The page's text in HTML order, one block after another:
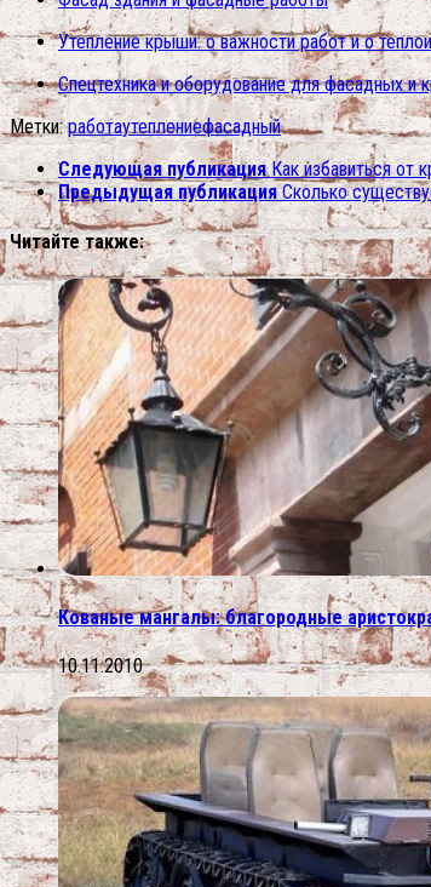
Утепление крыши: о важности работ и о
Спецтехника и оборудование для фасадных и
Метки: работаутеплениефасадный
Следующая публикация Как избавиться от
Предыдущая публикация Сколько
Читайте также:
Кованые мангалы: благородные
10.11.2010